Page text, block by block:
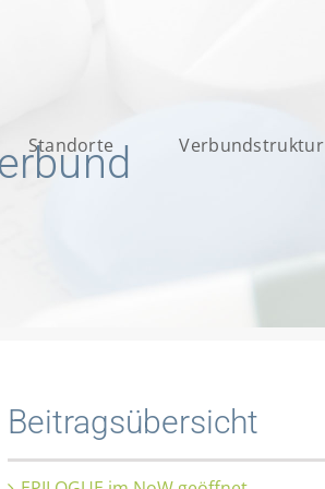
Standorte Verbundstruktur
Beitragsübersicht